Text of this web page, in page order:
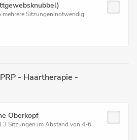
Sitzungen notwendig
- Haartherapie -
Oberkopf
3 Sitzungen im Abstand von 4-6